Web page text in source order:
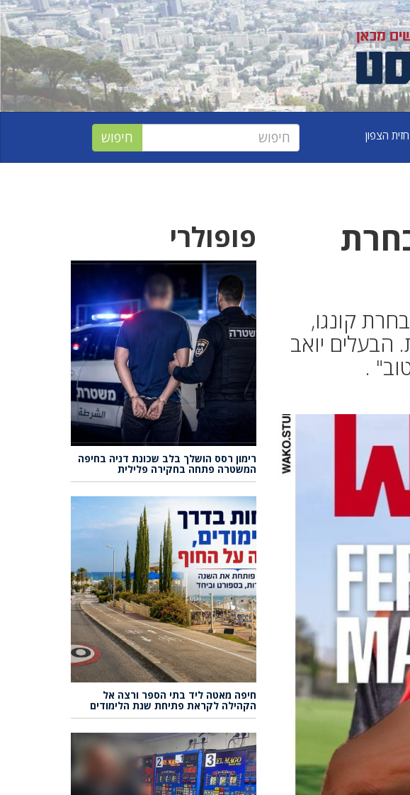
חזית הצפון
ובנבחרת קונגו,
הבעלים יואב
.
פופולרי
רימון רסס הושלך בלב שכונת דניה בחיפה
המשטרה פתחה בחקירה פלילית
חיפה מאטה ליד בתי הספר ורצה אל
הקהילה לקראת פתיחת שנת הלימודים